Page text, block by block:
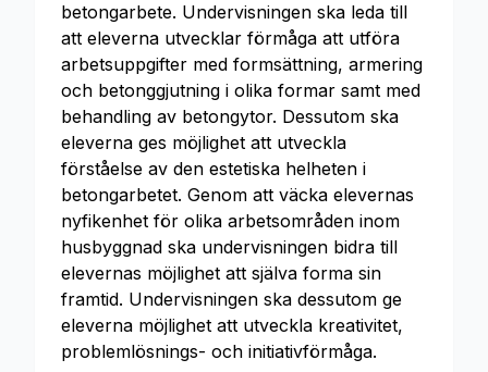
betongarbete. Undervisningen ska leda till
att eleverna utvecklar förmåga att utföra
arbetsuppgifter med formsättning, armering
och betonggjutning i olika formar samt med
behandling av betongytor. Dessutom ska
eleverna ges möjlighet att utveckla
förståelse av den estetiska helheten i
betongarbetet. Genom att väcka elevernas
nyfikenhet för olika arbetsområden inom
husbyggnad ska undervisningen bidra till
elevernas möjlighet att själva forma sin
framtid. Undervisningen ska dessutom ge
eleverna möjlighet att utveckla kreativitet,
problemlösnings- och initiativförmåga.